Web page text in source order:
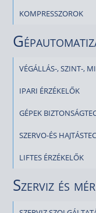
KOMPRESSZOROK
VÉGÁLLÁS-, SZINT-,
IPARI ÉRZÉKELŐK
GÉPEK
SZERVO-ÉS
LIFTES ÉRZÉKELŐK
Szerviz és